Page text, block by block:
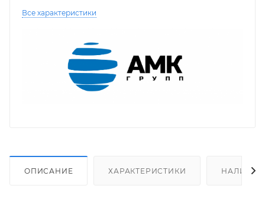
Все характеристики
ОПИСАНИЕ ХАРАКТЕРИСТИКИ НАЛИЧИЕ